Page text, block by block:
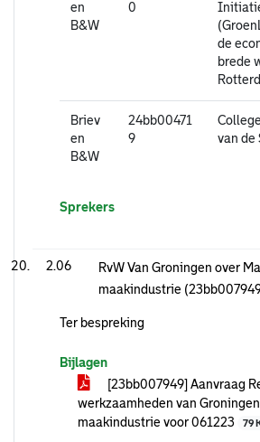
en
B&W
0
de
brede
Briev
en
B&W
24bb00471
9
van de
Sprekers
2.06
RvW Van Groningen over
maakindustrie
Ter bespreking
Bijlagen
[23bb007949] Aanvraag
werkzaamheden van
maakindustrie voor 061223
79